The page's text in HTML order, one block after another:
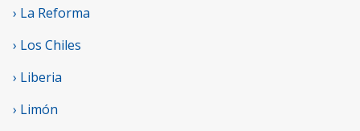
› La Reforma
› Los Chiles
› Liberia
› Limón